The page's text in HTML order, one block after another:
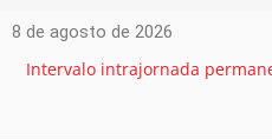
8 de agosto de 2026